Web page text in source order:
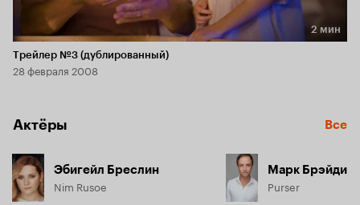
Длительность 2 мин
2 мин
Трейлер №3 (дублированный)
28 февраля 2008
Актёры Все
Эбигейл Бреслин
Nim Rusoe
Марк Брэйди
Purser